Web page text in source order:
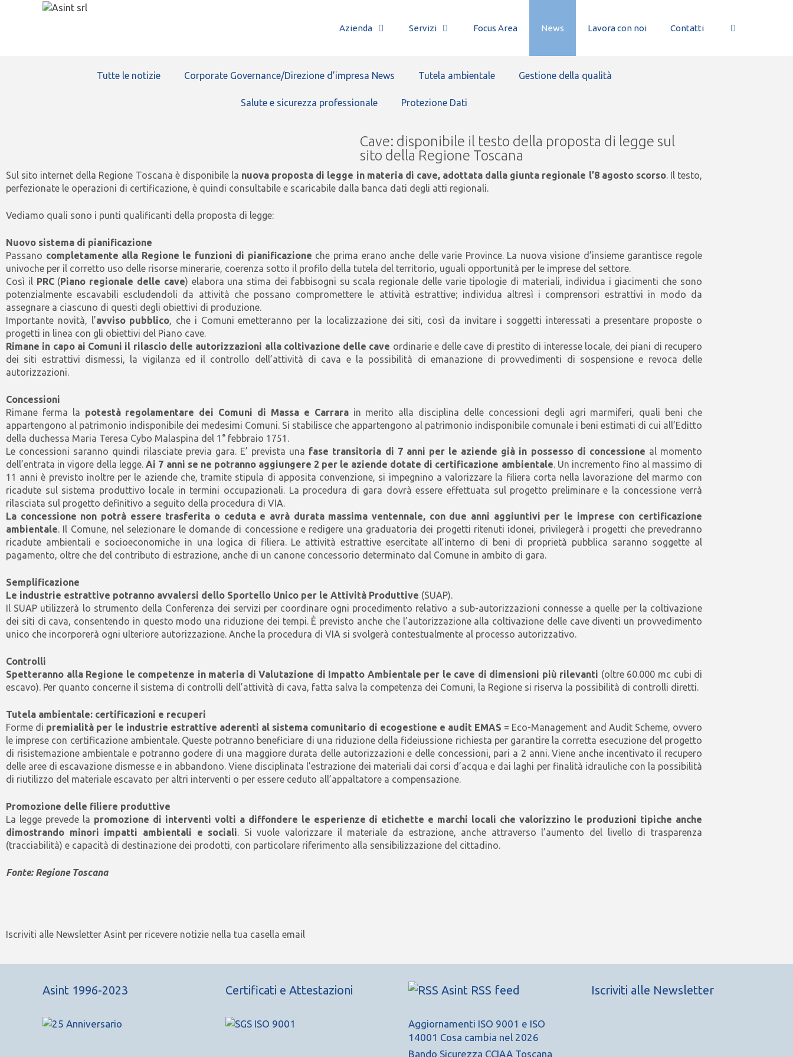
Azienda Servizi Focus Area News Lavora con noi Contatti
Tutte le notizie Corporate Governance/Direzione d’impresa News Tutela ambientale Gestione della qualità
Salute e sicurezza professionale Protezione Dati
Cave: disponibile il testo della proposta di legge sul
sito della Regione Toscana
Sul sito internet della Regione Toscana è disponibile la nuova proposta di legge in materia di cave, adottata dalla giunta regionale l’8 agosto scorso. Il testo,
perfezionate le operazioni di certificazione, è quindi consultabile e scaricabile dalla banca dati degli atti regionali.
Vediamo quali sono i punti qualificanti della proposta di legge:
Nuovo sistema di pianificazione
Passano completamente alla Regione le funzioni di pianificazione che prima erano anche delle varie Province. La nuova visione d’insieme garantisce regole
univoche per il corretto uso delle risorse minerarie, coerenza sotto il profilo della tutela del territorio, uguali opportunità per le imprese del settore.
Così il PRC(Piano regionale delle cave) elabora una stima dei fabbisogni su scala regionale delle varie tipologie di materiali, individua i giacimenti che sono
potenzialmente escavabili escludendoli da attività che possano compromettere le attività estrattive; individua altresì i comprensori estrattivi in modo da
assegnare a ciascuno di questi degli obiettivi di produzione.
Importante novità, l’avviso pubblico, che i Comuni emetteranno per la localizzazione dei siti, così da invitare i soggetti interessati a presentare proposte o
progetti in linea con gli obiettivi del Piano cave.
Rimane in capo ai Comuni il rilascio delle autorizzazioni alla coltivazione delle cave ordinarie e delle cave di prestito di interesse locale, dei piani di recupero
dei siti estrattivi dismessi, la vigilanza ed il controllo dell’attività di cava e la possibilità di emanazione di provvedimenti di sospensione e revoca delle
autorizzazioni.
Concessioni
Rimane ferma la potestà regolamentare dei Comuni di Massa e Carrarain merito alla disciplina delle concessioni degli agri marmiferi, quali beni che
appartengono al patrimonio indisponibile dei medesimi Comuni. Si stabilisce che appartengono al patrimonio indisponibile comunale i beni estimati di cui all’Editto
della duchessa Maria Teresa Cybo Malaspina del 1° febbraio 1751.
Le concessioni saranno quindi rilasciate previa gara. E’ prevista una fase transitoria di 7 anni per le aziende già in possesso di concessione al momento
dell’entrata in vigore della legge.Ai 7 anni se ne potranno aggiungere 2 per le aziende dotate di certificazione ambientale. Un incremento fino al massimo di
11 anni è previsto inoltre per le aziende che, tramite stipula di apposita convenzione, si impegnino a valorizzare la filiera corta nella lavorazione del marmo con
ricadute sul sistema produttivo locale in termini occupazionali. La procedura di gara dovrà essere effettuata sul progetto preliminare e la concessione verrà
rilasciata sul progetto definitivo a seguito della procedura di VIA.
La concessione non potrà essere trasferita o ceduta e avrà durata massima ventennale, con due anni aggiuntivi per le imprese con certificazione
ambientale. Il Comune, nel selezionare le domande di concessione e redigere una graduatoria dei progetti ritenuti idonei, privilegerà i progetti che prevedranno
ricadute ambientali e socioeconomiche in una logica di filiera. Le attività estrattive esercitate all’interno di beni di proprietà pubblica saranno soggette al
pagamento, oltre che del contributo di estrazione, anche di un canone concessorio determinato dal Comune in ambito di gara.
Semplificazione
Le industrie estrattive potranno avvalersi dello Sportello Unico per le Attività Produttive (SUAP).
Il SUAP utilizzerà lo strumento della Conferenza dei servizi per coordinare ogni procedimento relativo a sub-autorizzazioni connesse a quelle per la coltivazione
dei siti di cava, consentendo in questo modo una riduzione dei tempi. È previsto anche che l’autorizzazione alla coltivazione delle cave diventi un provvedimento
unico che incorporerà ogni ulteriore autorizzazione. Anche la procedura di VIA si svolgerà contestualmente al processo autorizzativo.
Controlli
Spetteranno alla Regione le competenze in materia di Valutazione di Impatto Ambientale per le cave di dimensioni più rilevanti (oltre 60.000 mc cubi di
escavo). Per quanto concerne il sistema di controlli dell’attività di cava, fatta salva la competenza dei Comuni, la Regione si riserva la possibilità di controlli diretti.
Tutela ambientale: certificazioni e recuperi
Forme di premialità per le industrie estrattive aderenti al sistema comunitario di ecogestione e audit EMAS = Eco-Management and Audit Scheme, ovvero
le imprese con certificazione ambientale. Queste potranno beneficiare di una riduzione della fideiussione richiesta per garantire la corretta esecuzione del progetto
di risistemazione ambientale e potranno godere di una maggiore durata delle autorizzazioni e delle concessioni, pari a 2 anni. Viene anche incentivato il recupero
delle aree di escavazione dismesse e in abbandono. Viene disciplinata l’estrazione dei materiali dai corsi d’acqua e dai laghi per finalità idrauliche con la possibilità
di riutilizzo del materiale escavato per altri interventi o per essere ceduto all’appaltatore a compensazione.
Promozione delle filiere produttive
La legge prevede la promozione di interventi volti a diffondere le esperienze di etichette e marchi locali che valorizzino le produzioni tipiche anche
dimostrando minori impatti ambientali e sociali. Si vuole valorizzare il materiale da estrazione, anche attraverso l’aumento del livello di trasparenza
(tracciabilità) e capacità di destinazione dei prodotti, con particolare riferimento alla sensibilizzazione del cittadino.
Fonte: Regione Toscana
Iscriviti alle Newsletter Asint per ricevere notizie nella tua casella email
Asint 1996-2023 Certificati e Attestazioni Asint RSS feed
Aggiornamenti ISO 9001 e ISO
14001 Cosa cambia nel 2026
Bando Sicurezza CCIAA Toscana
Iscriviti alle Newsletter